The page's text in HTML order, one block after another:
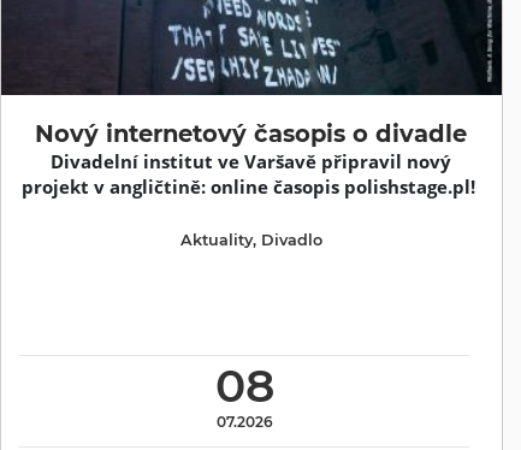
Nový internetový časopis o divadle
Divadelní institut ve Varšavě připravil nový
projekt v angličtině: online časopis polishstage.pl!
08
07.2026
Aktuality, Divadlo